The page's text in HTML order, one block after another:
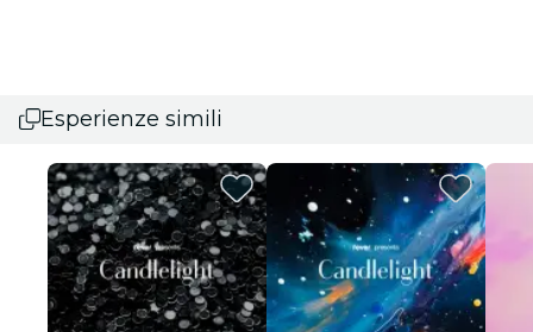
Esperienze simili